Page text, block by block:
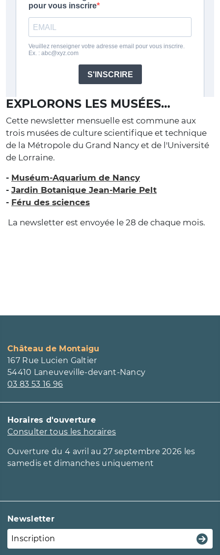
EXPLORONS LES MUSÉES…
Cette newsletter mensuelle est commune aux
trois musées de culture scientifique et technique
de la Métropole du Grand Nancy et de l'Université
de Lorraine.
- Muséum-Aquarium de Nancy
- Jardin Botanique Jean-Marie Pelt
- Féru des sciences
La newsletter est envoyée le 28 de chaque mois.
Château de Montaigu
167 Rue Lucien Galtier
54410 Laneuveville-devant-Nancy
03 83 53 16 96
Horaires d'ouverture
Consulter tous les horaires
Ouverture du 4 avril au 27 septembre 2026 les
samedis et dimanches uniquement
Newsletter
Inscription